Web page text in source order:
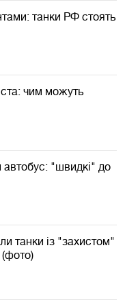
танки РФ стоять
чим можуть
автобус: "швидкі" до
танки із "захистом"